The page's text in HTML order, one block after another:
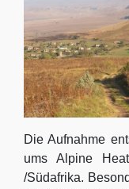
Die Aufnahme
ums Alpine
/Südafrika.